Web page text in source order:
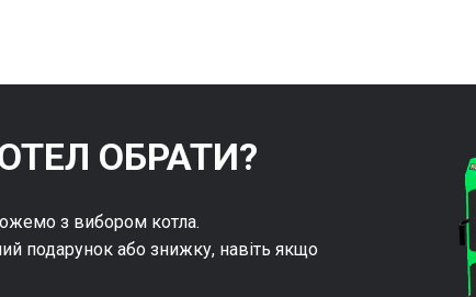
ОБРАТИ?
з вибором котла.
подарунок або знижку, навіть якщо